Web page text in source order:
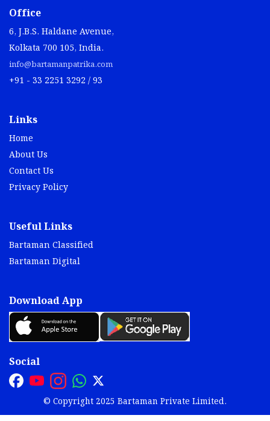
Office
6, J.B.S. Haldane Avenue,
Kolkata 700 105, India.
info@bartamanpatrika.com
+91 - 33 2251 3292 / 93
Links
Home
About Us
Contact Us
Privacy Policy
Useful Links
Bartaman Classified
Bartaman Digital
Download App
Social
© Copyright 2025 Bartaman Private Limited.